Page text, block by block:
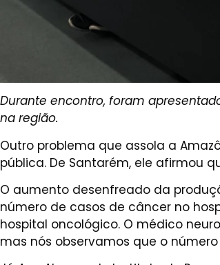
Durante encontro, foram
na região.
Outro problema que assola a
pública. De Santarém, ele afirmou
O aumento desenfreado da
número de casos de câncer no
hospital oncológico. O médico
mas nós observamos que o